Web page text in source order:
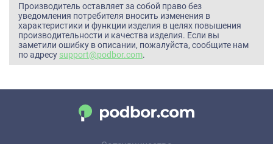
Производитель оставляет за собой право без
уведомления потребителя вносить изменения в
характеристики и функции изделия в целях повышения
производительности и качества изделия. Если вы
заметили ошибку в описании, пожалуйста, сообщите нам
по адресу support@podbor.com.